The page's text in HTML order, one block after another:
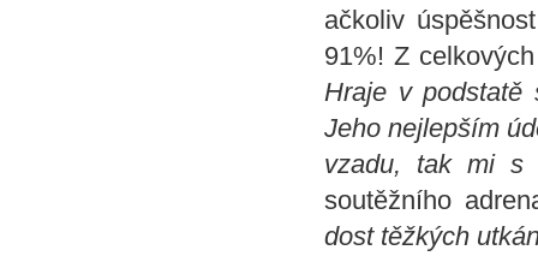
ačkoliv
91%! Z
Hraje v podstatě
Jeho nejlepším
vzadu, tak mi s
soutěžního
dost těžkých